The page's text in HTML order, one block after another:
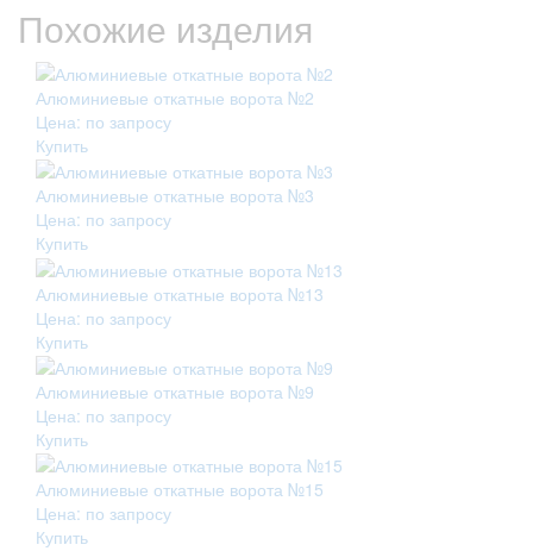
Похожие изделия
Алюминиевые откатные ворота №2
Цена: по запросу
Купить
Алюминиевые откатные ворота №3
Цена: по запросу
Купить
Алюминиевые откатные ворота №13
Цена: по запросу
Купить
Алюминиевые откатные ворота №9
Цена: по запросу
Купить
Алюминиевые откатные ворота №15
Цена: по запросу
Купить